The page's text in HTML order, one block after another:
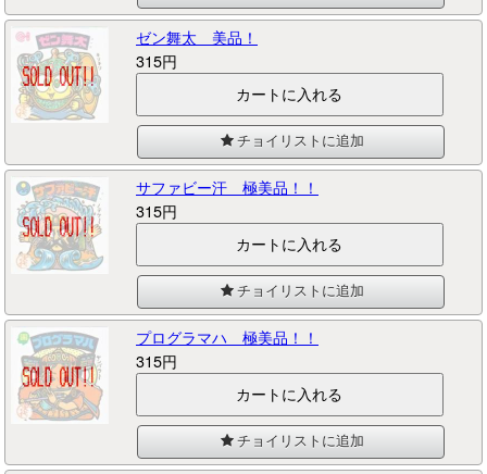
ゼン舞太 美品！
315円
チョイリストに追加
サファビー汗 極美品！！
315円
チョイリストに追加
プログラマハ 極美品！！
315円
チョイリストに追加